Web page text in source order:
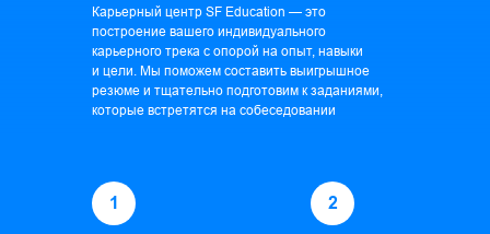
Карьерный центр SF Education — это
построение вашего индивидуального
карьерного трека с опорой на опыт, навыки
и цели. Мы поможем составить выигрышное
резюме и тщательно подготовим к заданиями,
которые встретятся на собеседовании
1 2